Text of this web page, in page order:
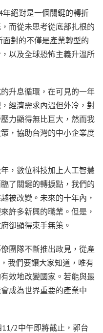
絕對是一個關鍵的轉折
而從未思考從底部扎根的
對的不僅是產業轉型的
以及全球恐怖主義升溫所
升息循環，在可見的一年
經濟需求內溫但外冷，對
力顯得無比巨大，然而我
，協助台灣的中小企業度
，數位科技加上人工智慧
了關鍵的轉捩點，我們的
被改變。未來的十年內，
許多新興的職業。但是，
卻顯得束手無策。
團隊不斷推出政見，從產
我們要讓大家知道，唯有
效地改變國家。若能與最
成為世界重要的產業中
2中午即將截止，郭台